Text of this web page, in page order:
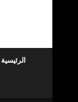
الرئيسية